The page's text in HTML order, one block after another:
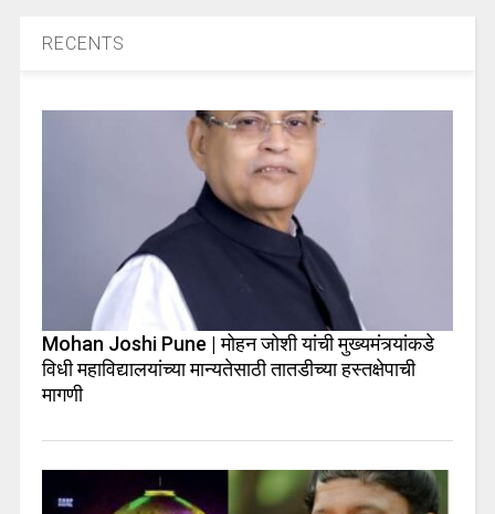
RECENTS
Mohan Joshi Pune | मोहन जोशी यांची मुख्यमंत्र्यांकडे
विधी महाविद्यालयांच्या मान्यतेसाठी तातडीच्या हस्तक्षेपाची
मागणी